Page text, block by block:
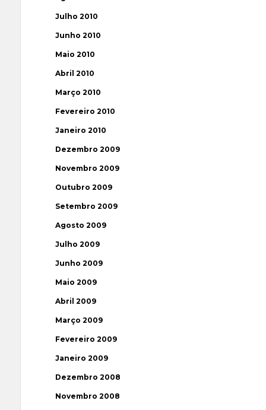
Julho 2010
Junho 2010
Maio 2010
Abril 2010
Março 2010
Fevereiro 2010
Janeiro 2010
Dezembro 2009
Novembro 2009
Outubro 2009
Setembro 2009
Agosto 2009
Julho 2009
Junho 2009
Maio 2009
Abril 2009
Março 2009
Fevereiro 2009
Janeiro 2009
Dezembro 2008
Novembro 2008